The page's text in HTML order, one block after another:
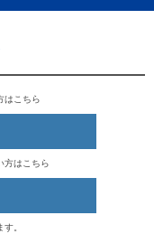
はこちら
方はこちら
。